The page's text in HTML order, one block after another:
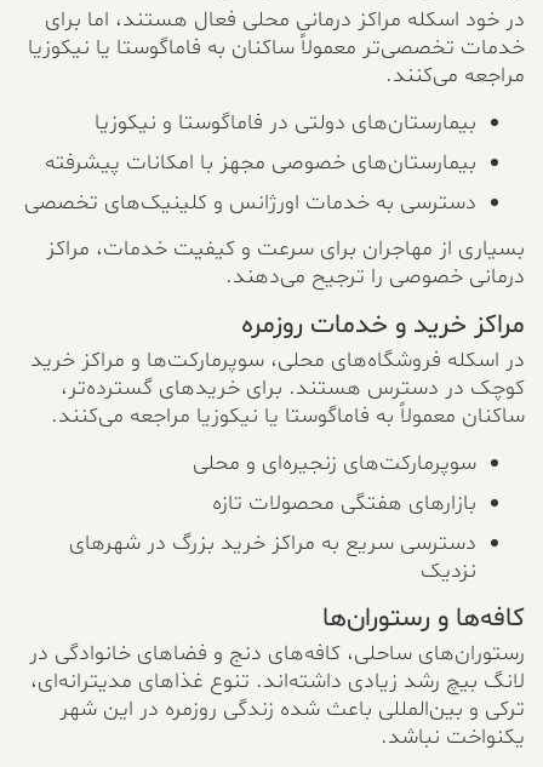
در خود اسکله مراکز درمانی محلی فعال هستند، اما برای
خدمات تخصصی‌تر معمولاً ساکنان به فاماگوستا یا نیکوزیا
مراجعه می‌کنند.
بیمارستان‌های دولتی در فاماگوستا و نیکوزیا
بیمارستان‌های خصوصی مجهز با امکانات پیشرفته
دسترسی به خدمات اورژانس و کلینیک‌های تخصصی
بسیاری از مهاجران برای سرعت و کیفیت خدمات، مراکز
درمانی خصوصی را ترجیح می‌دهند.
مراکز خرید و خدمات روزمره
در اسکله فروشگاه‌های محلی، سوپرمارکت‌ها و مراکز خرید
کوچک در دسترس هستند. برای خریدهای گسترده‌تر،
ساکنان معمولاً به فاماگوستا یا نیکوزیا مراجعه می‌کنند.
سوپرمارکت‌های زنجیره‌ای و محلی
بازارهای هفتگی محصولات تازه
دسترسی سریع به مراکز خرید بزرگ در شهرهای
نزدیک
کافه‌ها و رستوران‌ها
رستوران‌های ساحلی، کافه‌های دنج و فضاهای خانوادگی در
لانگ بیچ رشد زیادی داشته‌اند. تنوع غذاهای مدیترانه‌ای،
ترکی و بین‌المللی باعث شده زندگی روزمره در این شهر
یکنواخت نباشد.